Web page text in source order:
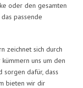
oder den gesamten
passende
zeichnet sich durch
uns um den
sorgen dafür, dass
bieten wir dir